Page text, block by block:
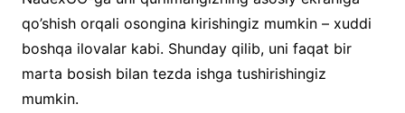
qo’shish orqali osongina kirishingiz mumkin – xuddi
boshqa ilovalar kabi. Shunday qilib, uni faqat bir
marta bosish bilan tezda ishga tushirishingiz
mumkin.